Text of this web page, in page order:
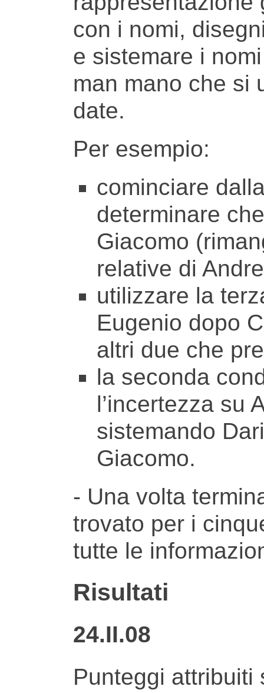
con i nomi,
e sistemare i
man mano che si
date.
Per esempio:
cominciare
determinare
Giacomo
relative di
utilizzare la
Eugenio dopo
altri due che
la seconda
l’incertezza su
sistemando
Giacomo.
- Una volta
trovato per i
tutte le
Risultati
24.II.08
Punteggi attribuiti